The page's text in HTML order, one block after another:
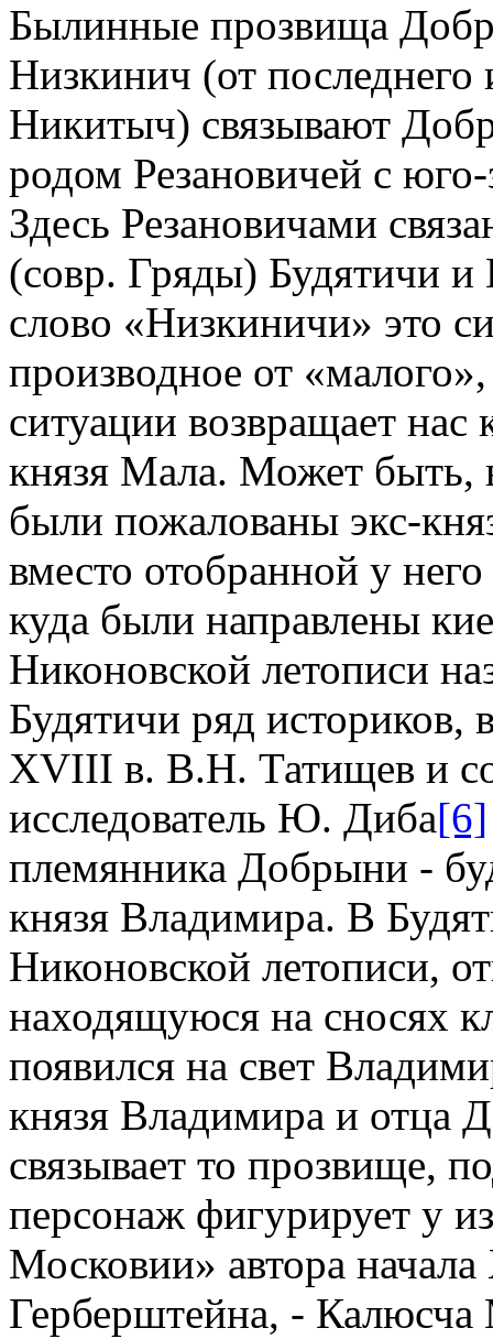
Былинные прозвища
Низкинич (от
Никитыч) связывают
родом Резановичей с
Здесь Резановичами
(совр. Гряды) Будятичи
слово «Низкиничи» это
производное от
ситуации возвращает
князя Мала. Может быть,
были пожалованы экс-
вместо отобранной у
куда были направлены
Никоновской летописи
Будятичи ряд историков,
XVIII в. В.Н. Татищев и
исследователь Ю. Диба[6]
племянника Добрыни -
князя Владимира. В
Никоновской летописи,
находящуюся на сносях
появился на свет
князя Владимира и
связывает то прозвище,
персонаж фигурирует у
Московии» автора
Герберштейна, - Калюсча